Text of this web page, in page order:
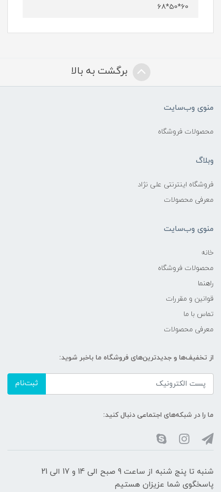
60*50*68
برگشت به بالا
منوی وب‌سایت
محصولات فروشگاه
وبلاگ
فروشگاه اینترنتی علی نژاد
معرفی محصولات
منوی وب‌سایت
خانه
محصولات فروشگاه
راهنما
قوانین و مقررات
تماس با ما
معرفی محصولات
از تخفیف‌ها و جدیدترین‌های فروشگاه ما باخبر شوید:
ثبت‌نام
ما را در شبکه‌های اجتماعی دنبال کنید:
شنبه تا پنج شنبه از ساعت 9 صبح الی 14 و 17 الی 21
پاسخگوی شما عزیزان هستیم